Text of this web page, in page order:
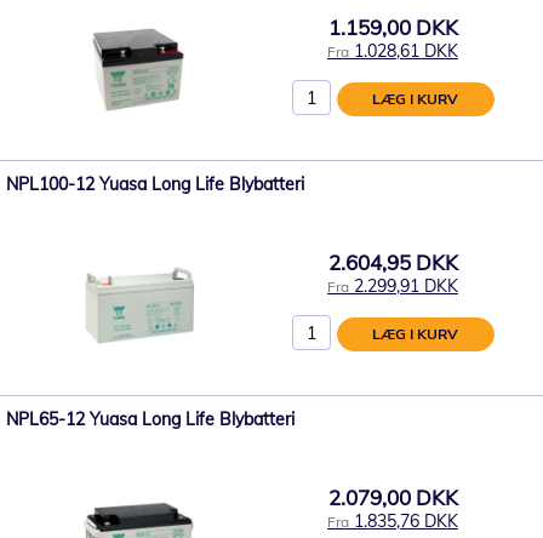
1.159,00 DKK
Fra 1.028,61 DKK
LÆG I KURV
NPL100-12 Yuasa Long Life Blybatteri
2.604,95 DKK
Fra 2.299,91 DKK
LÆG I KURV
NPL65-12 Yuasa Long Life Blybatteri
2.079,00 DKK
Fra 1.835,76 DKK